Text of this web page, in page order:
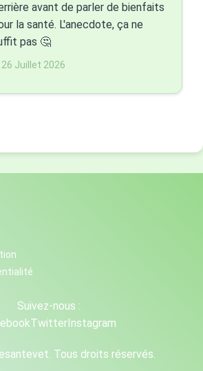
avant de parler de bienfaits
la santé. L'anecdote, ça ne
pas 🤔
26 Juillet 2026
Suivez-nous :
TwitterInstagram
Tous droits réservés.